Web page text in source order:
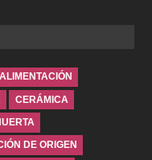
ALIMENTACIÓN
CERÁMICA
DE ORIGEN